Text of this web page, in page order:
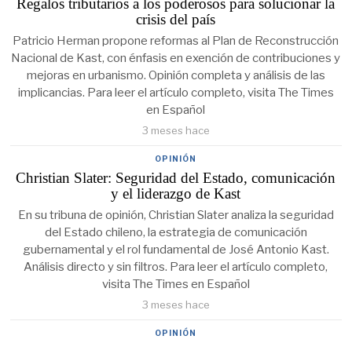
Regalos tributarios a los poderosos para solucionar la
crisis del país
Patricio Herman propone reformas al Plan de Reconstrucción
Nacional de Kast, con énfasis en exención de contribuciones y
mejoras en urbanismo. Opinión completa y análisis de las
implicancias. Para leer el artículo completo, visita The Times
en Español
3 meses hace
OPINIÓN
Christian Slater: Seguridad del Estado, comunicación
y el liderazgo de Kast
En su tribuna de opinión, Christian Slater analiza la seguridad
del Estado chileno, la estrategia de comunicación
gubernamental y el rol fundamental de José Antonio Kast.
Análisis directo y sin filtros. Para leer el artículo completo,
visita The Times en Español
3 meses hace
OPINIÓN